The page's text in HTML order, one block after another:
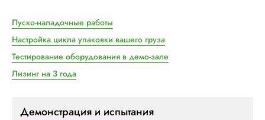
Пуско-наладочные работы
Настройка цикла упаковки вашего груза
Тестирование оборудования в демо-зале
Лизинг на 3 года
Демонстрация и испытания